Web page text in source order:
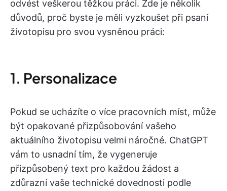
odvést veškerou těžkou práci. Zde je několik
důvodů, proč byste je měli vyzkoušet při psaní
životopisu pro svou vysněnou práci:
1. Personalizace
Pokud se ucházíte o více pracovních míst, může
být opakované přizpůsobování vašeho
aktuálního životopisu velmi náročné. ChatGPT
vám to usnadní tím, že vygeneruje
přizpůsobený text pro každou žádost a
zdůrazní vaše technické dovednosti podle